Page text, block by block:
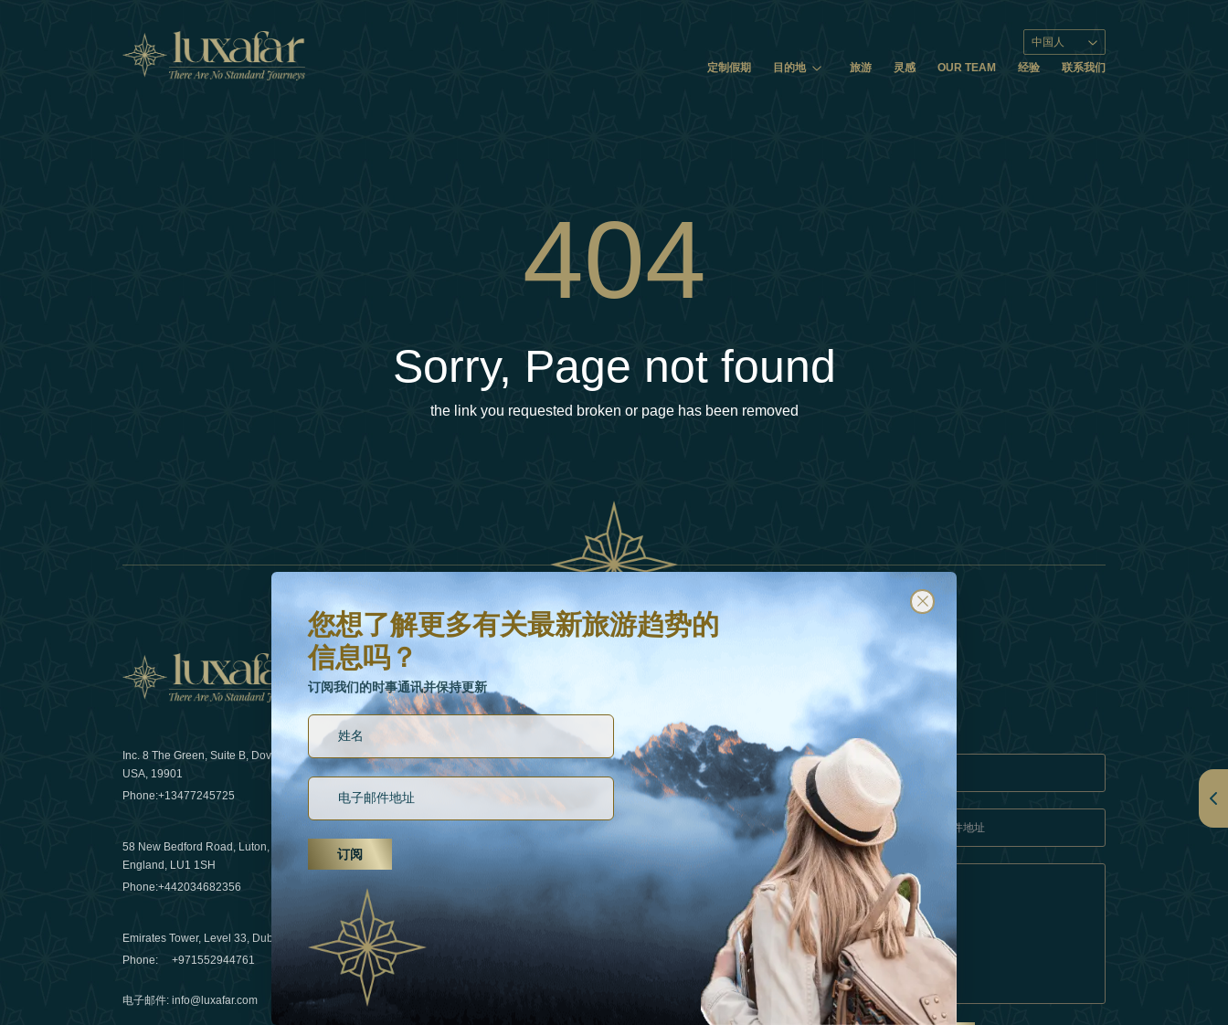
中国人
定制假期
目的地 旅游 灵感 OUR TEAM 经验 联系我们
404
Sorry, Page not found
the link you requested broken or page has been removed
Inc. 8 The Green, Suite B, Dover, DE
USA, 19901
Phone:+13477245725
58 New Bedford Road, Luton,
England, LU1 1SH
Phone:+442034682356
Emirates Tower, Level 33, Dubai, UAE
Phone:+971552944761
电子邮件:info@luxafar.com
新闻
可持续发展如何重新定义2025年的豪华旅行
29 April 2025
远足、水疗护理和瑜伽，阿联酋崛起为健康目的地
03 April 2025
阿联酋旅行者的冬季逃生：重新定义奢华之旅
10 March 2025
关于我们
假日类型
经验
隐私政策
曲奇饼 政策
条款和条件
成为合作伙伴
Our Team
订阅
您想了解更多有关最新旅游趋势的信息吗？
订阅我们的时事通讯并保持更新
您想了解更多有关最新旅游趋势的
信息吗？
订阅我们的时事通讯并保持更新
订阅